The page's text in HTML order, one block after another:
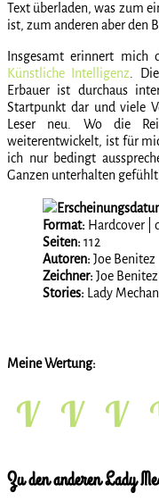
Text überladen, was zum
ist, zum anderen aber den
Insgesamt erinnert mich
Künstliche Intelligenz.
Erbauer ist durchaus
Startpunkt dar und viele
Leser neu. Wo die
weiterentwickelt, ist für
ich nur bedingt
Ganzen unterhalten gefühlt
Format: Hardcover |
Seiten: 112
Autoren: Joe Benitez
Zeichner: Joe Benitez
Stories: Lady
Meine Wertung:
Zu den anderen Lady